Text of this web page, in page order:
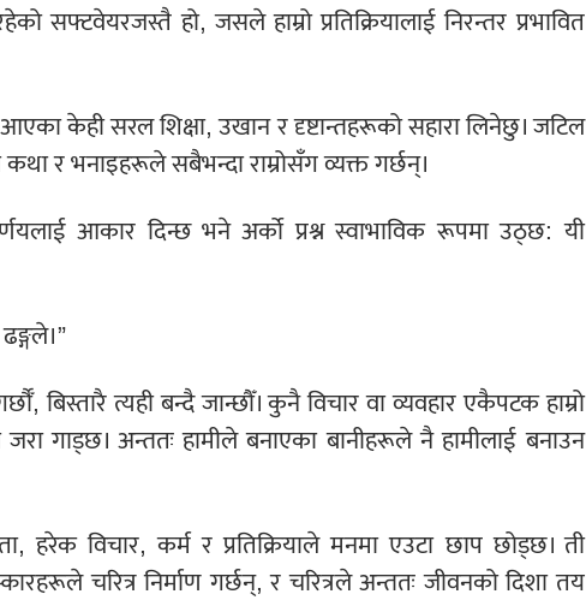
सफ्टवेयरजस्तै हो, जसले हाम्रो प्रतिक्रियालाई निरन्तर प्रभावित
केही सरल शिक्षा, उखान र दृष्टान्तहरूको सहारा लिनेछु। जटिल
र भनाइहरूले सबैभन्दा राम्रोसँग व्यक्त गर्छन्।
आकार दिन्छ भने अर्को प्रश्न स्वाभाविक रूपमा उठ्छ: यी
बिस्तारै त्यही बन्दै जान्छौँ। कुनै विचार वा व्यवहार एकैपटक हाम्रो
गाड्छ। अन्ततः हामीले बनाएका बानीहरूले नै हामीलाई बनाउन
विचार, कर्म र प्रतिक्रियाले मनमा एउटा छाप छोड्छ। ती
चरित्र निर्माण गर्छन्, र चरित्रले अन्ततः जीवनको दिशा तय